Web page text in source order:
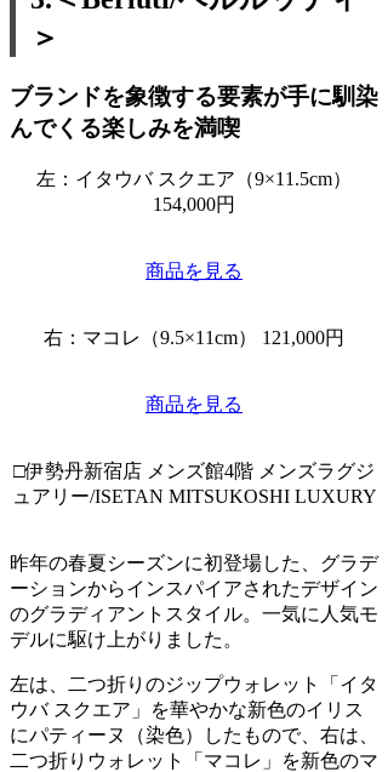
＞
ブランドを象徴する要素が手に馴染
んでくる楽しみを満喫
左：イタウバ スクエア（9×11.5cm）
154,000円
商品を見る
右：マコレ（9.5×11cm） 121,000円
商品を見る
□伊勢丹新宿店 メンズ館4階 メンズラグジ
ュアリー/ISETAN MITSUKOSHI LUXURY
昨年の春夏シーズンに初登場した、グラデ
ーションからインスパイアされたデザイン
のグラディアントスタイル。一気に人気モ
デルに駆け上がりました。
左は、二つ折りのジップウォレット「イタ
ウバ スクエア」を華やかな新色のイリス
にパティーヌ（染色）したもので、右は、
二つ折りウォレット「マコレ」を新色のマ